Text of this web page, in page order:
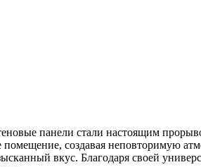
панели стали настоящим
помещение, создавая неповторимую
вкус. Благодаря своей